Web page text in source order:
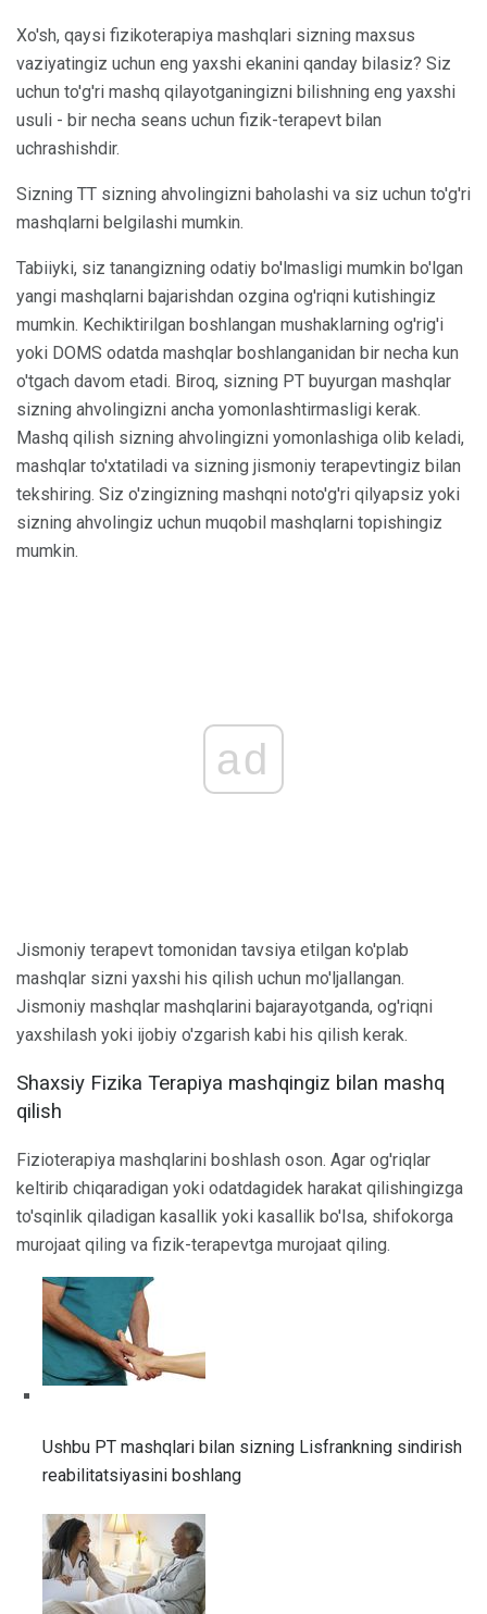
Xo'sh, qaysi fizikoterapiya mashqlari sizning maxsus
vaziyatingiz uchun eng yaxshi ekanini qanday bilasiz? Siz
uchun to'g'ri mashq qilayotganingizni bilishning eng yaxshi
usuli - bir necha seans uchun fizik-terapevt bilan
uchrashishdir.
Sizning TT sizning ahvolingizni baholashi va siz uchun to'g'ri
mashqlarni belgilashi mumkin.
Tabiiyki, siz tanangizning odatiy bo'lmasligi mumkin bo'lgan
yangi mashqlarni bajarishdan ozgina og'riqni kutishingiz
mumkin. Kechiktirilgan boshlangan mushaklarning og'rig'i
yoki DOMS odatda mashqlar boshlanganidan bir necha kun
o'tgach davom etadi. Biroq, sizning PT buyurgan mashqlar
sizning ahvolingizni ancha yomonlashtirmasligi kerak.
Mashq qilish sizning ahvolingizni yomonlashiga olib keladi,
mashqlar to'xtatiladi va sizning jismoniy terapevtingiz bilan
tekshiring. Siz o'zingizning mashqni noto'g'ri qilyapsiz yoki
sizning ahvolingiz uchun muqobil mashqlarni topishingiz
mumkin.
ad
Jismoniy terapevt tomonidan tavsiya etilgan ko'plab
mashqlar sizni yaxshi his qilish uchun mo'ljallangan.
Jismoniy mashqlar mashqlarini bajarayotganda, og'riqni
yaxshilash yoki ijobiy o'zgarish kabi his qilish kerak.
Shaxsiy Fizika Terapiya mashqingiz bilan mashq
qilish
Fizioterapiya mashqlarini boshlash oson. Agar og'riqlar
keltirib chiqaradigan yoki odatdagidek harakat qilishingizga
to'sqinlik qiladigan kasallik yoki kasallik bo'lsa, shifokorga
murojaat qiling va fizik-terapevtga murojaat qiling.
Ushbu PT mashqlari bilan sizning Lisfrankning sindirish
reabilitatsiyasini boshlang